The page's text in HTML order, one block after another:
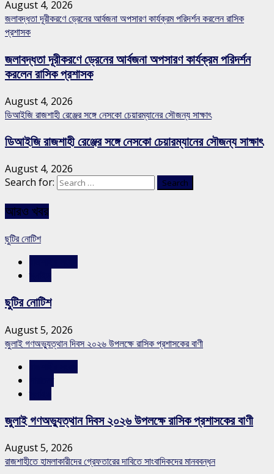
August 4, 2026
জলাবদ্ধতা দূরীকরণে ড্রেনের আর্বজনা অপসারণ কার্যক্রম পরিদর্শন করলেন রাসিক
প্রশাসক
জলাবদ্ধতা দূরীকরণে ড্রেনের আর্বজনা অপসারণ কার্যক্রম পরিদর্শন
করলেন রাসিক প্রশাসক
August 4, 2026
ডিআইজি রাজশাহী রেঞ্জের সঙ্গে নেসকো চেয়ারম্যানের সৌজন্য সাক্ষাৎ
ডিআইজি রাজশাহী রেঞ্জের সঙ্গে নেসকো চেয়ারম্যানের সৌজন্য সাক্ষাৎ
August 4, 2026
Search for:
আরও খবর
ছুটির নোটিশ
ছুটির নোটিশ
August 5, 2026
জুলাই গণঅভ্যুত্থান দিবস ২০২৬ উপলক্ষে রাসিক প্রশাসকের বাণী
জুলাই গণঅভ্যুত্থান দিবস ২০২৬ উপলক্ষে রাসিক প্রশাসকের বাণী
August 5, 2026
রাজশাহীতে হামলাকারীদের গ্রেফতারের দাবিতে সাংবাদিকদের মানববন্ধন